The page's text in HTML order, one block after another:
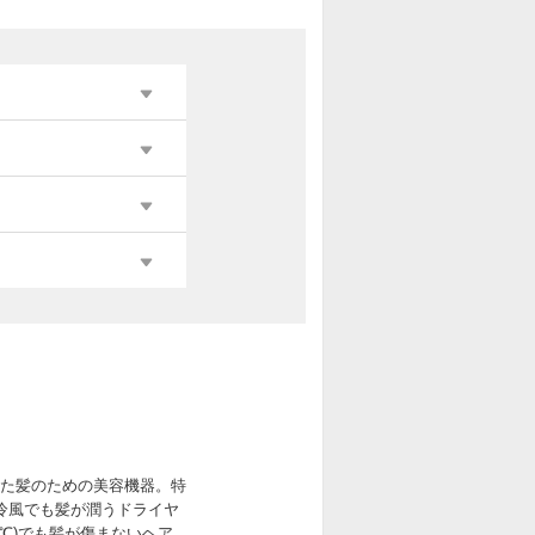
髪のための美容機器。特
風でも髪が潤うドライヤ